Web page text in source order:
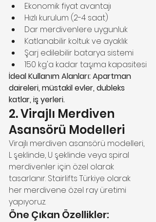
Ekonomik fiyat avantajı
Hızlı kurulum (2-4 saat)
Dar merdivenlere uygunluk
Katlanabilir koltuk ve ayaklık
Şarj edilebilir batarya sistemi
150 kg'a kadar taşıma kapasitesi
İdeal Kullanım Alanları: Apartman
daireleri, müstakil evler, dubleks
katlar, iş yerleri.
2. Virajlı Merdiven
Asansörü Modelleri
Virajlı merdiven asansörü modelleri,
L şeklinde, U şeklinde veya spiral
merdivenler için özel olarak
tasarlanır. Stairlifts Türkiye olarak
her merdivene özel ray üretimi
yapıyoruz.
Öne Çıkan Özellikler: